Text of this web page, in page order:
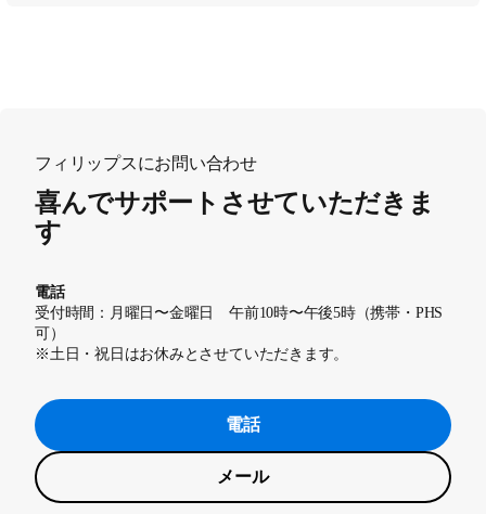
フィリップスにお問い合わせ
喜んでサポートさせていただきま
す
電話
受付時間：月曜日〜金曜日 午前10時〜午後5時（携帯・PHS
可）
※土日・祝日はお休みとさせていただきます。
電話
メール